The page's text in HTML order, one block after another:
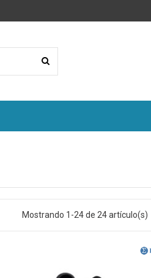
Mostrando 1-24 de 24 artículo(s)